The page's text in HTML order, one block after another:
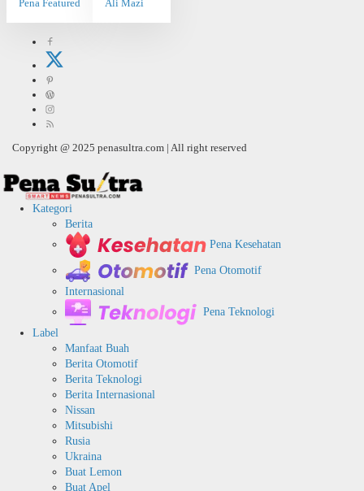
Pena Featured Ali Mazi
Copyright @ 2025 penasultra.com | All right reserved
Kategori
Berita
Pena Kesehatan
Pena Otomotif
Internasional
Pena Teknologi
Label
Manfaat Buah
Berita Otomotif
Berita Teknologi
Berita Internasional
Nissan
Mitsubishi
Rusia
Ukraina
Buat Lemon
Buat Apel